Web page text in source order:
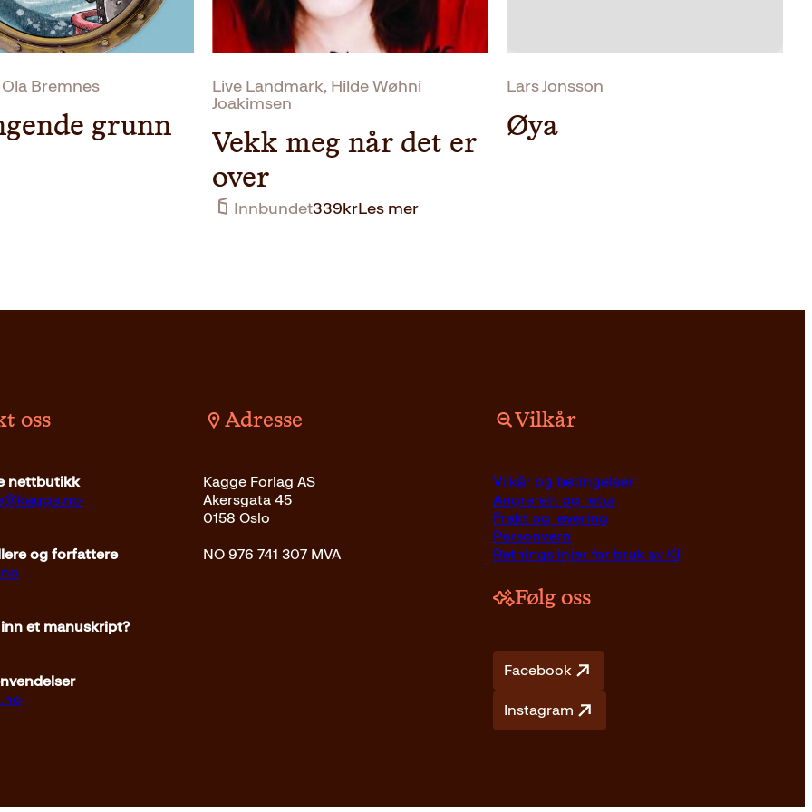
Bremnes
grunn
399krLes mer
Live Landmark, Hilde Wøhni
Joakimsen
Vekk meg når det er
over
Innbundet339krLes mer
Lars Jonsson
Øya
Innbundet89kr
oss
nettbutikk
og forfattere
et manuskript?
Adresse
Kagge Forlag AS
Akersgata 45
0158 Oslo
NO 976 741 307 MVA
Vilkår
Vilkår og betingelser
Angrerett og retur
Frakt og levering
Personvern
Retningslinjer for bruk av KI
Følg oss
Facebook
Instagram